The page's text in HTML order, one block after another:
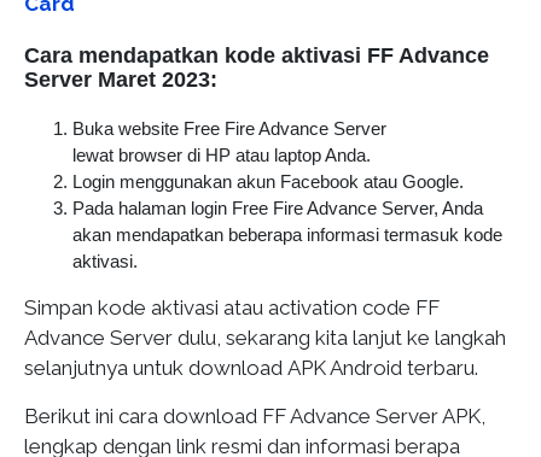
Cara mendapatkan kode aktivasi FF Advance
Server Maret 2023:
Buka website Free Fire Advance Server
lewat browser di HP atau laptop Anda.
Login menggunakan akun Facebook atau Google.
Pada halaman login Free Fire Advance Server, Anda
akan mendapatkan beberapa informasi termasuk kode
aktivasi.
Simpan kode aktivasi atau activation code FF
Advance Server dulu, sekarang kita lanjut ke langkah
selanjutnya untuk download APK Android terbaru.
Berikut ini cara download FF Advance Server APK,
lengkap dengan link resmi dan informasi berapa